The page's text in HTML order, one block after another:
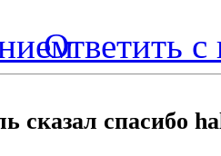
Ответить с
сказал cпасибо